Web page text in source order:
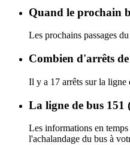
Quand le prochain
Les prochains passages
Combien d'arrêts
Il y a 17 arrêts sur la ligne
La ligne de bus 151
Les informations en
l'achalandage du bus à